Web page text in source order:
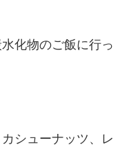
化物のご飯に行っ
シューナッツ、レ